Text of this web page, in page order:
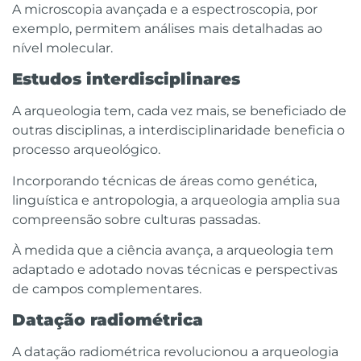
A microscopia avançada e a espectroscopia, por
exemplo, permitem análises mais detalhadas ao
nível molecular.
Estudos interdisciplinares
A arqueologia tem, cada vez mais, se beneficiado de
outras disciplinas, a interdisciplinaridade beneficia o
processo arqueológico.
Incorporando técnicas de áreas como genética,
linguística e antropologia, a arqueologia amplia sua
compreensão sobre culturas passadas.
À medida que a ciência avança, a arqueologia tem
adaptado e adotado novas técnicas e perspectivas
de campos complementares.
Datação radiométrica
A datação radiométrica revolucionou a arqueologia